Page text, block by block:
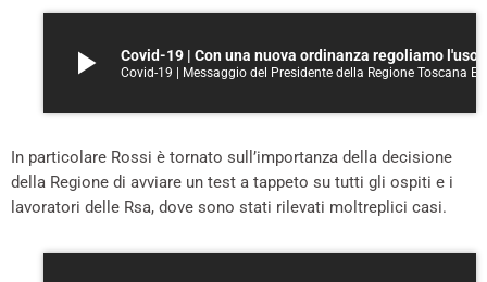
play_arrow
In particolare Rossi è tornato sull’importanza della decisione
della Regione di avviare un test a tappeto su tutti gli ospiti e i
lavoratori delle Rsa, dove sono stati rilevati moltreplici casi.